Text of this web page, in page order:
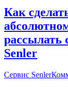
Как
рассылать
Senler
Сервис Senler